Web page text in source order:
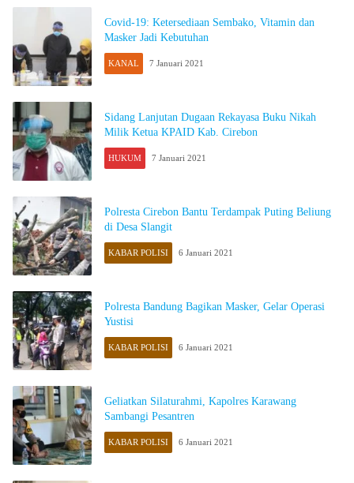
Covid-19: Ketersediaan Sembako, Vitamin dan
Masker Jadi Kebutuhan
KANAL 7 Januari 2021
Sidang Lanjutan Dugaan Rekayasa Buku Nikah
Milik Ketua KPAID Kab. Cirebon
HUKUM 7 Januari 2021
Polresta Cirebon Bantu Terdampak Puting Beliung
di Desa Slangit
KABAR POLISI 6 Januari 2021
Polresta Bandung Bagikan Masker, Gelar Operasi
Yustisi
KABAR POLISI 6 Januari 2021
Geliatkan Silaturahmi, Kapolres Karawang
Sambangi Pesantren
KABAR POLISI 6 Januari 2021